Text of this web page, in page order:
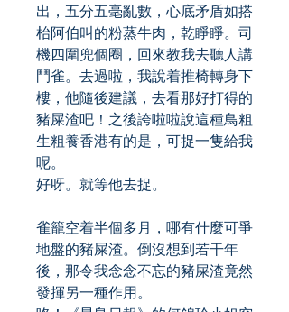
出，五分五毫亂數，心底矛盾如搭
枱阿伯叫的粉蒸牛肉，乾睜睜。司
機四圍兜個圈，回來教我去聽人講
鬥雀。去過啦，我說着推椅轉身下
樓，他隨後建議，去看那好打得的
豬屎渣吧！之後誇啦啦說這種鳥粗
生粗養香港有的是，可捉一隻給我
呢。
好呀。就等他去捉。
雀籠空着半個多月，哪有什麼可爭
地盤的豬屎渣。倒沒想到若干年
後，那令我念念不忘的豬屎渣竟然
發揮另一種作用。